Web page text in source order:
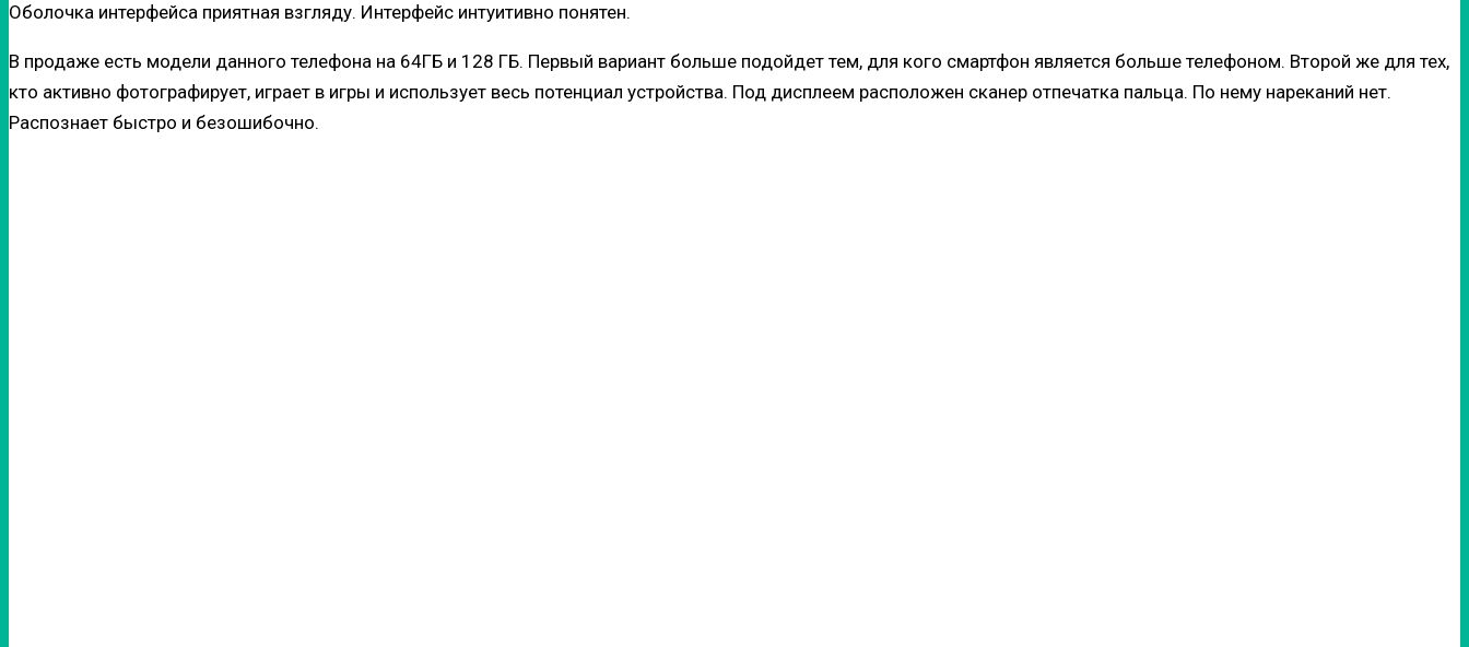
Оболочка интерфейса приятная взгляду. Интерфейс интуитивно понятен.
В продаже есть модели данного телефона на 64ГБ и 128 ГБ. Первый вариант больше подойдет тем, для кого смартфон является больше телефоном. Второй же для тех,
кто активно фотографирует, играет в игры и использует весь потенциал устройства. Под дисплеем расположен сканер отпечатка пальца. По нему нареканий нет.
Распознает быстро и безошибочно.